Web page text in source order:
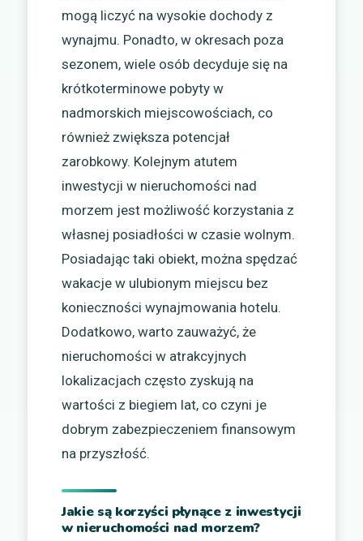
mogą liczyć na wysokie dochody z
wynajmu. Ponadto, w okresach poza
sezonem, wiele osób decyduje się na
krótkoterminowe pobyty w
nadmorskich miejscowościach, co
również zwiększa potencjał
zarobkowy. Kolejnym atutem
inwestycji w nieruchomości nad
morzem jest możliwość korzystania z
własnej posiadłości w czasie wolnym.
Posiadając taki obiekt, można spędzać
wakacje w ulubionym miejscu bez
konieczności wynajmowania hotelu.
Dodatkowo, warto zauważyć, że
nieruchomości w atrakcyjnych
lokalizacjach często zyskują na
wartości z biegiem lat, co czyni je
dobrym zabezpieczeniem finansowym
na przyszłość.
Jakie są korzyści płynące z inwestycji
w nieruchomości nad morzem?